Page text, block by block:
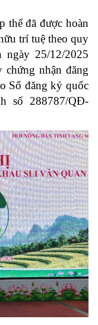
thể đã được hoàn
trí tuệ theo quy
25/12/2025
nhận đăng
Sổ đăng ký quốc
số 288787/QĐ-